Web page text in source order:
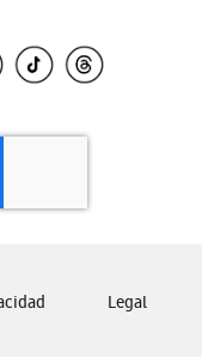
Legal